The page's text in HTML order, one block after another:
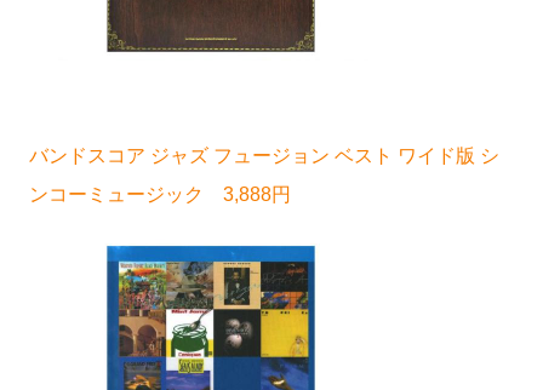
バンドスコア ジャズ フュージョン ベスト ワイド版 シ
ンコーミュージック 3,888円